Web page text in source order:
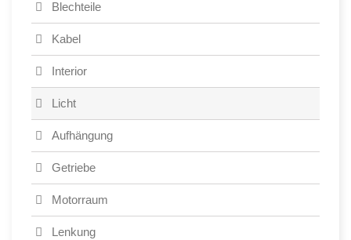
Blechteile
Kabel
Interior
Licht
Aufhängung
Getriebe
Motorraum
Lenkung